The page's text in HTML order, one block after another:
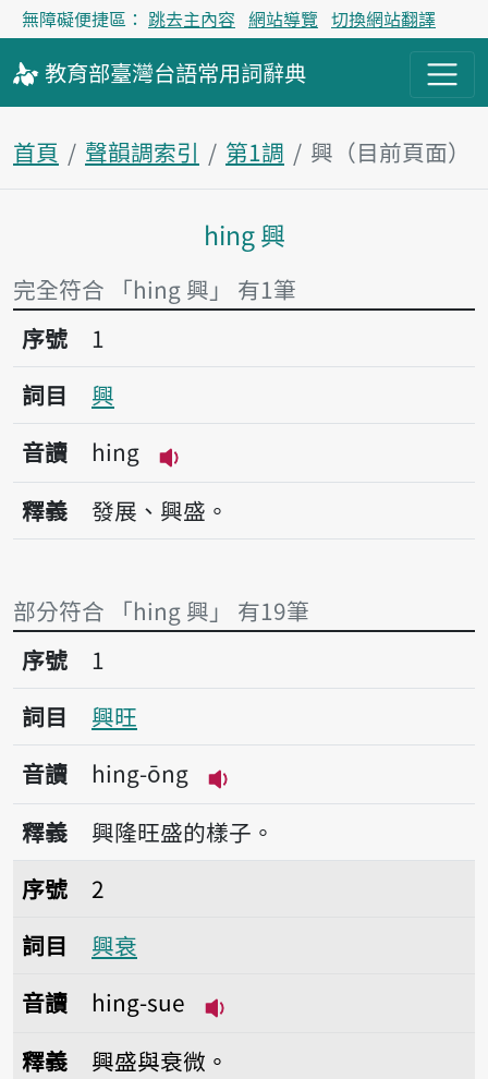
無障礙便捷區： 跳去主內容 網站導覽 切換網站翻譯
教育部臺灣台語常用詞辭典
首頁 聲韻調索引 第1調 興（目前頁面）
主內容區塊
hing 興
完全符合 「hing 興」 有1筆
序號1興
序號
1
詞目
興
音讀
hing
播放音讀hing
釋義 發展、興盛。
部分符合 「hing 興」 有19筆
序號1興旺
序號
1
詞目
興旺
音讀
hing-ōng
播放音讀hing-ōng
釋義
興隆旺盛的樣子。
序號2興衰
序號
2
詞目
興衰
音讀
hing-sue
釋義
興盛與衰微。